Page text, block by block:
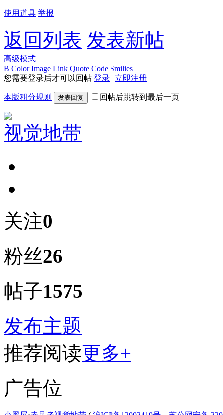
使用道具 举报
返回列表 发表新帖
高级模式
B Color Image Link Quote Code Smilies
您需要登录后才可以回帖 登录 | 立即注册
本版积分规则 发表回复 回帖后跳转到最后一页
视觉地带
关注0
粉丝26
帖子1575
发布主题
推荐阅读更多+
广告位